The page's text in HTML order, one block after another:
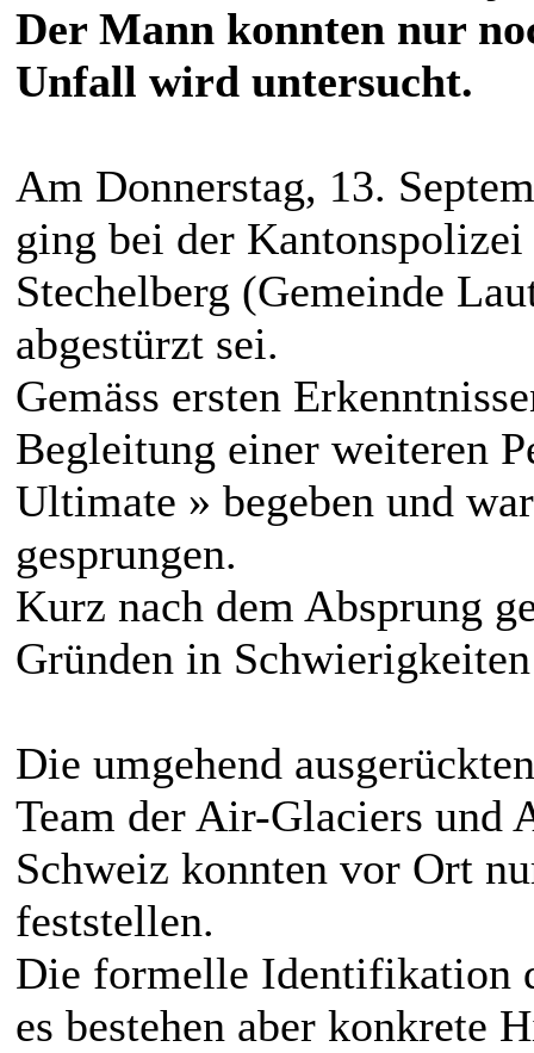
Der Mann konnten nur
Unfall wird untersucht.
Am Donnerstag, 13.
ging bei der
Stechelberg (Gemeinde
abgestürzt sei.
Gemäss ersten
Begleitung einer weiteren
Ultimate » begeben und
gesprungen.
Kurz nach dem Absprung
Gründen in
Die umgehend
Team der Air-Glaciers und
Schweiz konnten vor Ort
feststellen.
Die formelle Identifikation
es bestehen aber konkrete